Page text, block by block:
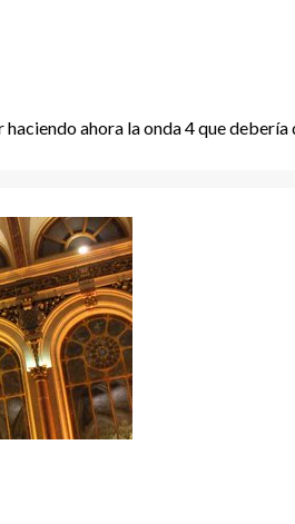
ahora la onda 4 que